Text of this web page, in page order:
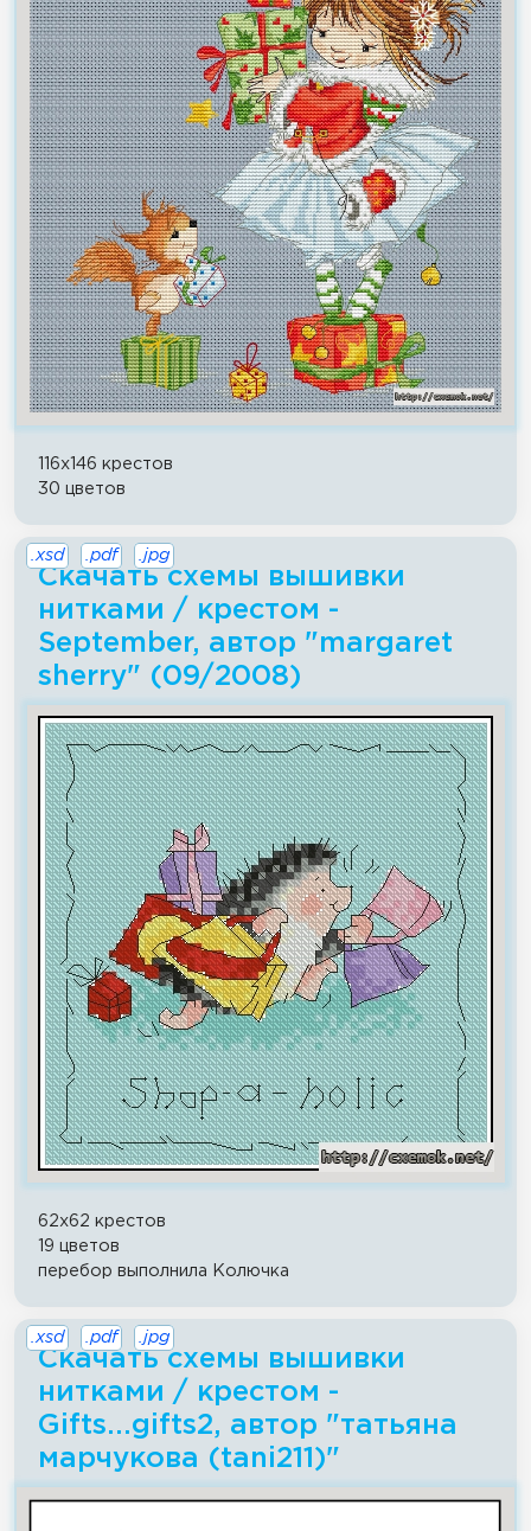
116x146 крестов
30 цветов
Скачать схемы вышивки
нитками / крестом -
September, автор "margaret
sherry" (09/2008)
.xsd .pdf .jpg
62x62 крестов
19 цветов
перебор выполнила Колючка
Скачать схемы вышивки
нитками / крестом -
Gifts...gifts2, автор "татьяна
марчукова (tani211)"
.xsd .pdf .jpg